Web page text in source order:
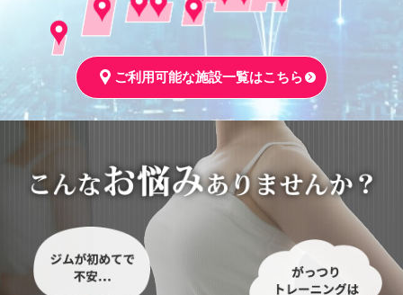
ご利用可能な施設一覧はこちら